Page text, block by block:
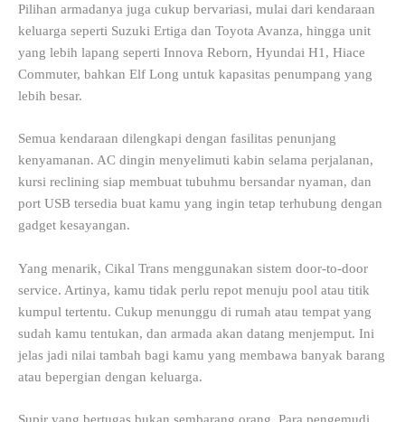
Pilihan armadanya juga cukup bervariasi, mulai dari kendaraan
keluarga seperti Suzuki Ertiga dan Toyota Avanza, hingga unit
yang lebih lapang seperti Innova Reborn, Hyundai H1, Hiace
Commuter, bahkan Elf Long untuk kapasitas penumpang yang
lebih besar.
Semua kendaraan dilengkapi dengan fasilitas penunjang
kenyamanan. AC dingin menyelimuti kabin selama perjalanan,
kursi reclining siap membuat tubuhmu bersandar nyaman, dan
port USB tersedia buat kamu yang ingin tetap terhubung dengan
gadget kesayangan.
Yang menarik, Cikal Trans menggunakan sistem door-to-door
service. Artinya, kamu tidak perlu repot menuju pool atau titik
kumpul tertentu. Cukup menunggu di rumah atau tempat yang
sudah kamu tentukan, dan armada akan datang menjemput. Ini
jelas jadi nilai tambah bagi kamu yang membawa banyak barang
atau bepergian dengan keluarga.